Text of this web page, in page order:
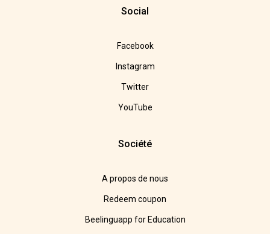
Social
Facebook
Instagram
Twitter
YouTube
Société
A propos de nous
Redeem coupon
Beelinguapp for Education